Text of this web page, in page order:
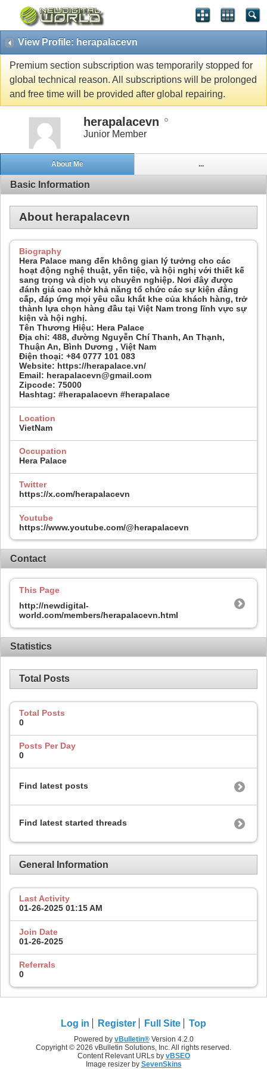
View Profile: herapalacevn
Premium section subscription was temporarily stopped for
global technical reason. All subscriptions will be prolonged
and free time will be provided after global repairing.
herapalacevn
Junior Member
About Me ...
Basic Information
About herapalacevn
Biography
Hera Palace mang đến không gian lý tưởng cho các
hoạt động nghệ thuật, yến tiệc, và hội nghị với thiết kế
sang trọng và dịch vụ chuyên nghiệp. Nơi đây được
đánh giá cao nhờ khả năng tổ chức các sự kiện đẳng
cấp, đáp ứng mọi yêu cầu khắt khe của khách hàng, trở
thành lựa chọn hàng đầu tại Việt Nam trong lĩnh vực sự
kiện và hội nghị.
Tên Thương Hiệu: Hera Palace
Địa chỉ: 488, đường Nguyễn Chí Thanh, An Thạnh,
Thuận An, Bình Dương , Việt Nam
Điện thoại: +84 0777 101 083
Website: https://herapalace.vn/
Email: herapalacevn@gmail.com
Zipcode: 75000
Hashtag: #herapalacevn #herapalace
Location
VietNam
Occupation
Hera Palace
Twitter
https://x.com/herapalacevn
Youtube
https://www.youtube.com/@herapalacevn
Contact
This Page
http://newdigital-
world.com/members/herapalacevn.html
Statistics
Total Posts
Total Posts
0
Posts Per Day
0
Find latest posts
Find latest started threads
General Information
Last Activity
01-26-2025 01:15 AM
Join Date
01-26-2025
Referrals
0
Log in Register Full Site Top
Powered by vBulletin®Version 4.2.0
Copyright © 2026 vBulletin Solutions, Inc. All rights reserved.
Content Relevant URLs by vBSEO
Image resizer by SevenSkins